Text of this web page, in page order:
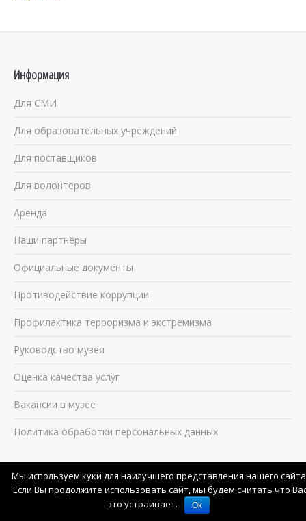
Информация
Для СМИ
Для образовательных учреждений
Для поставщиков
Для волонтёров
Аренда
Наши партнёры
Официальные документы
Противодействие коррупции
Профилактика терроризма и экстремизма
Руководство музея
Оценка качества услуг
Вакансии в музее
Политика обработки персональных данных
Смотрите также
История музея в лицах, событиях, датах
Мы используем куки для наилучшего представления нашего
Если Вы продолжите использовать сайт, мы будем считать что
это устраивает.
Ok